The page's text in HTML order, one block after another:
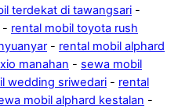
terdekat di tawangsari -
- rental mobil toyota rush
- rental mobil alphard
manahan - sewa mobil
wedding sriwedari - rental
mobil alphard kestalan -